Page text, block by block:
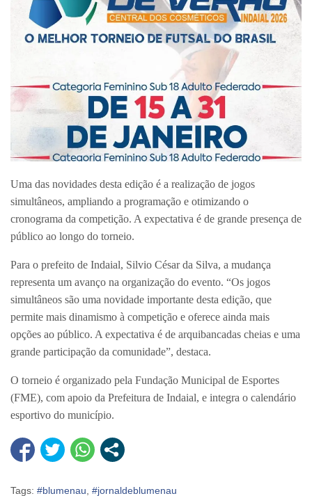
Uma das novidades desta edição é a realização de jogos
simultâneos, ampliando a programação e otimizando o
cronograma da competição. A expectativa é de grande presença de
público ao longo do torneio.
Para o prefeito de Indaial, Silvio César da Silva, a mudança
representa um avanço na organização do evento. “Os jogos
simultâneos são uma novidade importante desta edição, que
permite mais dinamismo à competição e oferece ainda mais
opções ao público. A expectativa é de arquibancadas cheias e uma
grande participação da comunidade”, destaca.
O torneio é organizado pela Fundação Municipal de Esportes
(FME), com apoio da Prefeitura de Indaial, e integra o calendário
esportivo do município.
Tags: #blumenau, #jornaldeblumenau